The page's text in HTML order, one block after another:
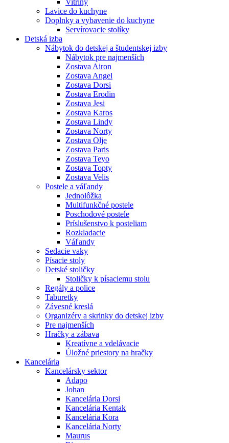
Vitríny
Lavice do kuchyne
Doplnky a vybavenie do kuchyne
Servírovacie stolíky
Detská izba
Nábytok do detskej a študentskej izby
Nábytok pre najmenších
Zostava Airon
Zostava Angel
Zostava Dorsi
Zostava Erodin
Zostava Jesi
Zostava Karos
Zostava Lindy
Zostava Norty
Zostava Olje
Zostava Paris
Zostava Teyo
Zostava Topty
Zostava Velis
Postele a váľandy
Jednolôžka
Multifunkčné postele
Poschodové postele
Príslušenstvo k posteliam
Rozkladacie
Váľandy
Sedacie vaky
Písacie stoly
Detské stoličky
Stoličky k písaciemu stolu
Regály a police
Taburetky
Závesné kreslá
Organizéry a skrinky do detskej izby
Pre najmenších
Hračky a zábava
Kreatívne a vdelávacie
Úložné priestory na hračky
Kancelária
Kancelársky sektor
Adapo
Johan
Kancelária Dorsi
Kancelária Kentak
Kancelária Kora
Kancelária Norty
Maurus